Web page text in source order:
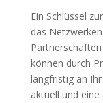
Ein Schlüssel zur
das
können durch
langfristig an
aktuell und